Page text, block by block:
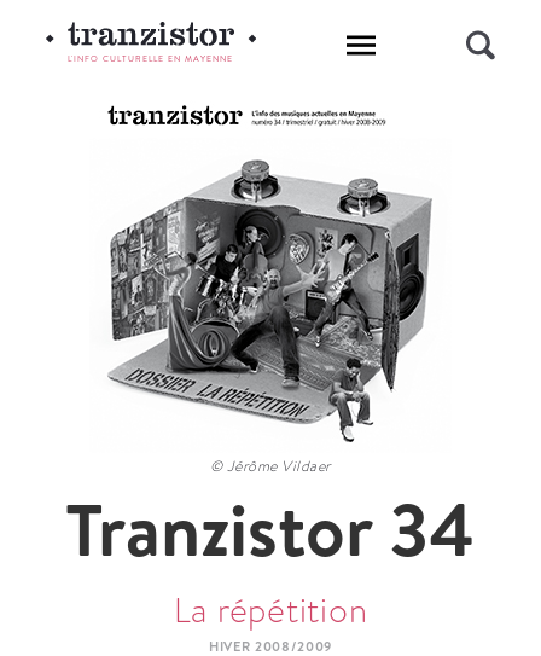
L'INFO CULTURELLE EN MAYENNE
© Jérôme Vildaer
Tranzistor 34
La répétition
HIVER 2008/2009